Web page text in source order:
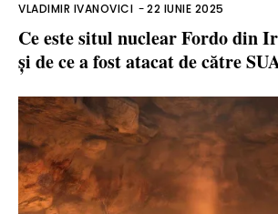
VLADIMIR IVANOVICI -22 IUNIE 2025
Ce este situl nuclear Fordo din
și de ce a fost atacat de către